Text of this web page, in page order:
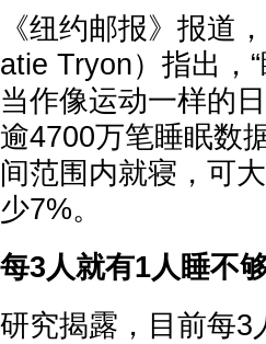
《纽约邮报》报道
atie Tryon）指出，
当作像运动一样的
逾4700万笔睡眠数
间范围内就寝，可
少7%。
每3人就有1人睡不
研究揭露，目前每3